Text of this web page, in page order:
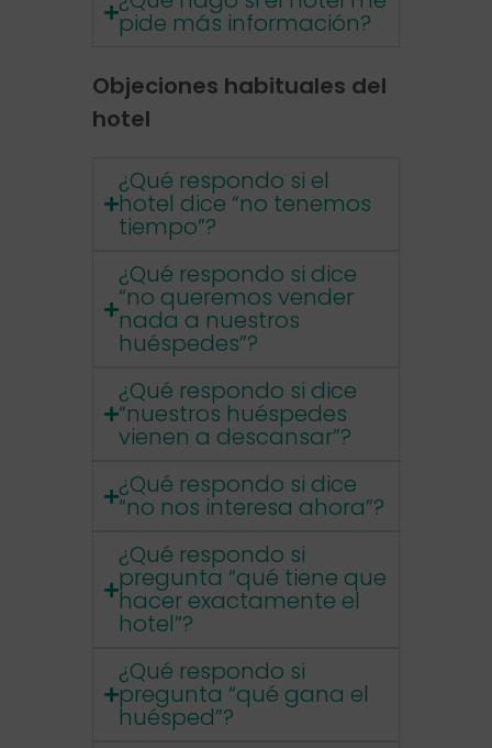
pide más información?
Objeciones habituales del
hotel
¿Qué respondo si el
hotel dice “no tenemos
tiempo”?
¿Qué respondo si dice
“no queremos vender
nada a nuestros
huéspedes”?
¿Qué respondo si dice
“nuestros huéspedes
vienen a descansar”?
¿Qué respondo si dice
“no nos interesa ahora”?
¿Qué respondo si
pregunta “qué tiene que
hacer exactamente el
hotel”?
¿Qué respondo si
pregunta “qué gana el
huésped”?